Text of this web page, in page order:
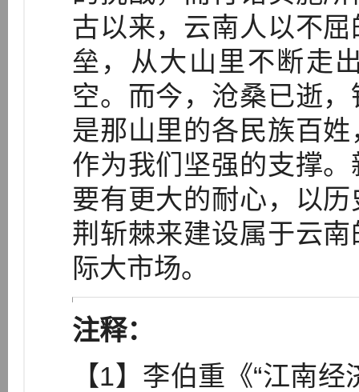
古以来，云南人以不
垒，从大山里不断走
空。而今，沧桑已逝
是那山里的各民族百
作为我们坚强的支撑
要有更大的耐心，以
荆斩棘来建设属于云
际大市场。
注释：
【1】李伯重《“江南